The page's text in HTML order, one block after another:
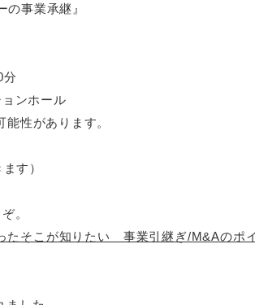
事業承継』
分
ンホール
性があります。
す）
。
たそこが知りたい 事業引継ぎ/M&Aのポ